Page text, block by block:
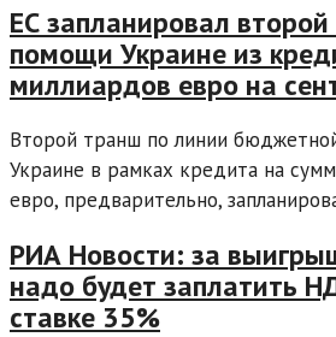
ЕС запланировал
помощи Украине из
миллиардов евро на
Второй транш по линии
Украине в рамках кредита на
евро, предварительно,
РИА Новости: за
надо будет заплатить
ставке 35%